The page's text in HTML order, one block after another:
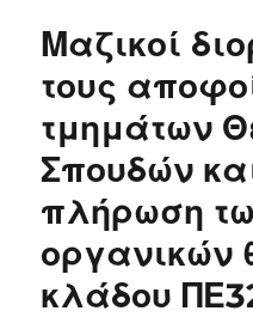
Μαζικοί
τους
τμημάτων
Σπουδών
πλήρωση
οργανικών
κλάδου